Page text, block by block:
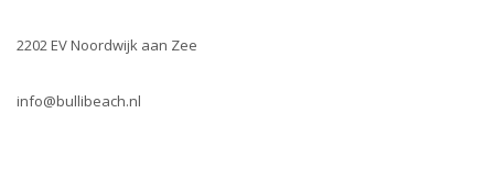
2202 EV Noordwijk aan Zee
info@bullibeach.nl